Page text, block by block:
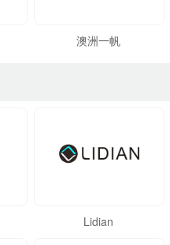
澳洲一帆
Lidian